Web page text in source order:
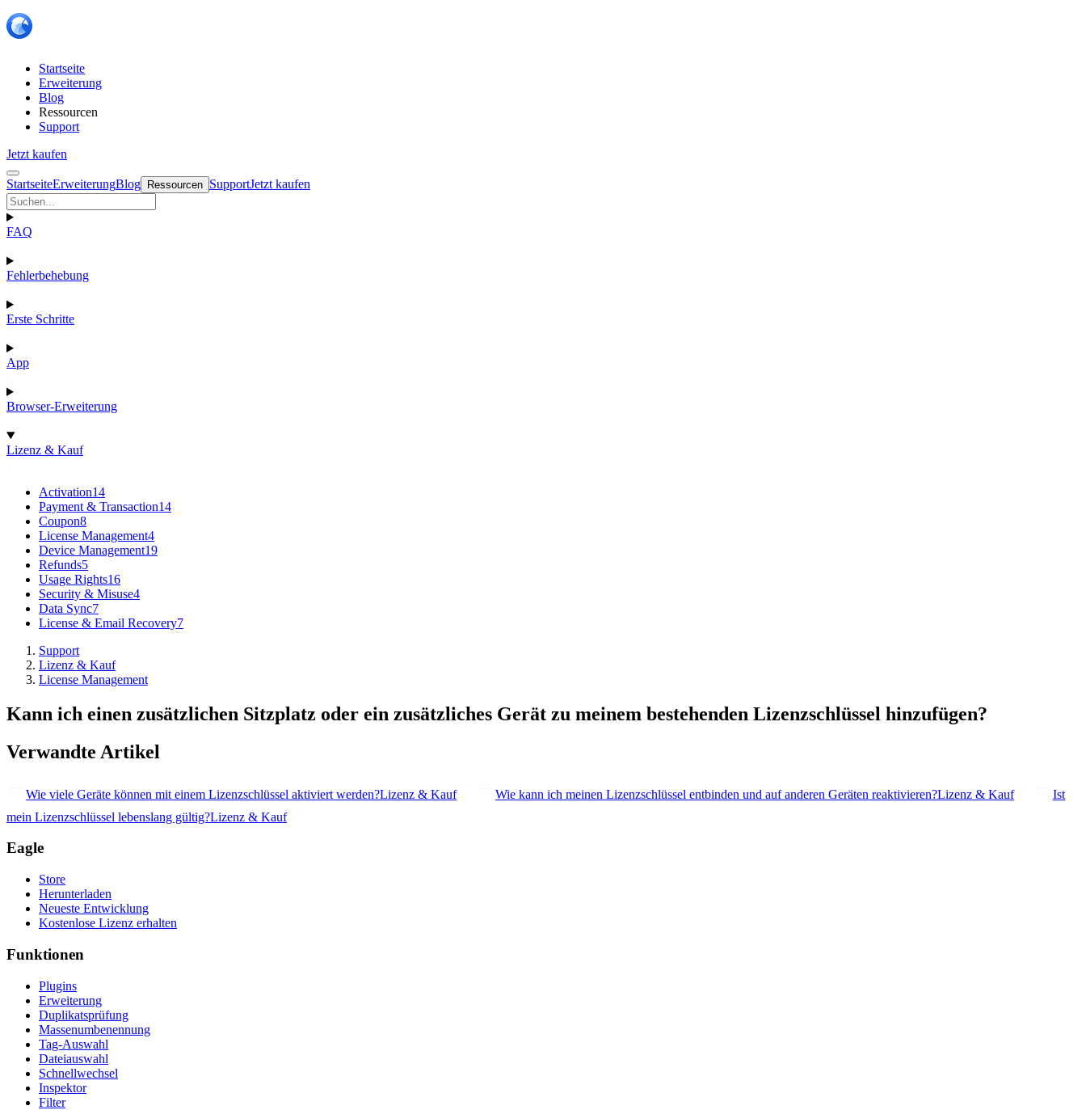
Startseite
Erweiterung
Blog
Ressourcen
Support
Jetzt kaufen
StartseiteErweiterungBlog Ressourcen SupportJetzt kaufen
FAQ
Fehlerbehebung
Erste Schritte
App
Browser-Erweiterung
Lizenz & Kauf
Activation14
Payment & Transaction14
Coupon8
License Management4
Device Management19
Refunds5
Usage Rights16
Security & Misuse4
Data Sync7
License & Email Recovery7
Support
Lizenz & Kauf
License Management
Kann ich einen zusätzlichen Sitzplatz oder ein zusätzliches Gerät zu meinem bestehenden Lizenzschlüssel hinzufügen?
Verwandte Artikel
Wie viele Geräte können mit einem Lizenzschlüssel aktiviert werden?Lizenz & Kauf Wie kann ich meinen Lizenzschlüssel entbinden und auf anderen Geräten reaktivieren?Lizenz & Kauf
Ist
mein Lizenzschlüssel lebenslang gültig?Lizenz & Kauf
Eagle
Store
Herunterladen
Neueste Entwicklung
Kostenlose Lizenz erhalten
Funktionen
Plugins
Erweiterung
Duplikatsprüfung
Massenumbenennung
Tag-Auswahl
Dateiauswahl
Schnellwechsel
Inspektor
Filter